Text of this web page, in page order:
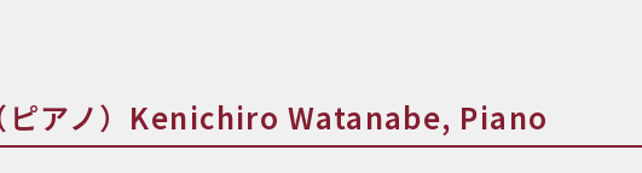
ピアノ）Kenichiro Watanabe, Piano